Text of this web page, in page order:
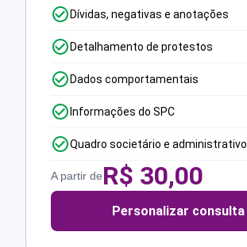
Dívidas, negativas e anotações
Detalhamento de protestos
Dados comportamentais
Informações do SPC
Quadro societário e administrativo
A partir deR$ 30,00
Personalizar consulta